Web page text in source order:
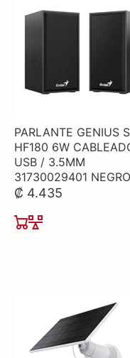
PARLANTE GENIUS
HF180 6W
USB / 3.5MM
31730029401 NEGRO
₡ 4.435